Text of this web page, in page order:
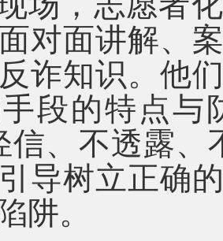
对面讲解、
诈知识。他
段的特点与
信、不透露、
导树立正确
阱。